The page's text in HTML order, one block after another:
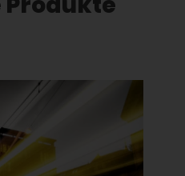
Dieses Produkt weist mehrere Varianten auf. Die Optionen können auf der Produktseite gewählt werden